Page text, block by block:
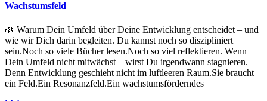
Wachstumsfeld
🌿 Warum Dein Umfeld über Deine Entwicklung entscheidet – und
wie wir Dich darin begleiten. Du kannst noch so diszipliniert
sein.Noch so viele Bücher lesen.Noch so viel reflektieren. Wenn
Dein Umfeld nicht mitwächst – wirst Du irgendwann stagnieren.
Denn Entwicklung geschieht nicht im luftleeren Raum.Sie braucht
ein Feld.Ein Resonanzfeld.Ein wachstumsförderndes